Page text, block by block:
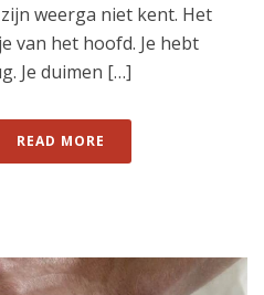
weerga niet kent. Het
van het hoofd. Je hebt
Je duimen […]
READ MORE